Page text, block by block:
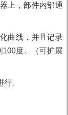
上，部件内部通
曲线，并且记录
度。（可扩展
。